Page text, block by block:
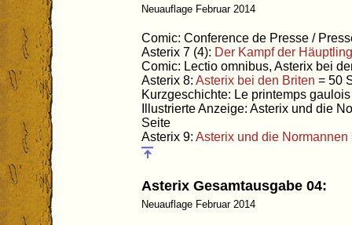
Neuauflage Februar 2014
Comic: Conference de Presse /
Asterix 7 (4): Der Kampf der
Comic: Lectio omnibus, Asterix bei
Asterix 8: Asterix bei den Briten = 50
Kurzgeschichte: Le printemps
Illustrierte Anzeige: Asterix und die
Seite
Asterix 9: Asterix und die Normannen
Asterix Gesamtausgabe 04:
Neuauflage Februar 2014